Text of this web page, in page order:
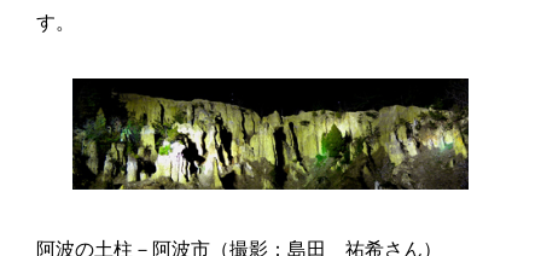
す。
阿波の土柱－阿波市（撮影：島田 祐希さん）